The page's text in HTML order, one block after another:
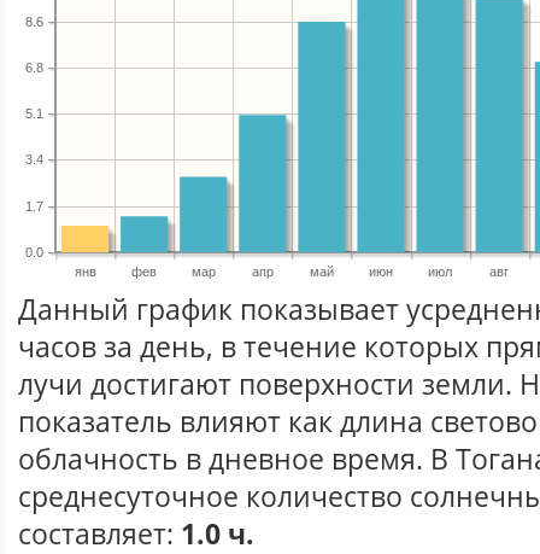
янв фев мар апр май июн июл авг
0.0
1.7
3.4
5.1
6.8
8.6
Данный график показывает
часов за день, в течение которых
лучи достигают поверхности земли.
показатель влияют как длина
облачность в дневное время. В
среднесуточное количество
составляет: 1.0 ч.